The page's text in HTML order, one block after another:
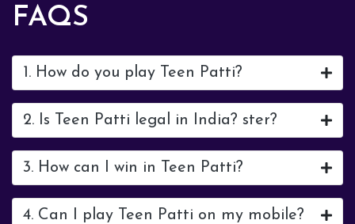
FAQS
1. How do you play Teen Patti?
2. Is Teen Patti legal in India? ster?
3. How can I win in Teen Patti?
4. Can I play Teen Patti on my mobile?